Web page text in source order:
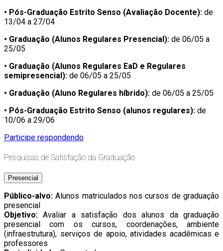
• Pós-Graduação Estrito Senso (Avaliação Docente): de
13/04 a 27/04
• Graduação (Alunos Regulares Presencial): de 06/05 a
25/05
• Graduação (Alunos Regulares EaD e Regulares
semipresencial): de 06/05 a 25/05
• Graduação (Aluno Regulares híbrido): de 06/05 a 25/05
• Pós-Graduação Estrito Senso (alunos regulares): de
10/06 a 29/06
Participe respondendo
Pesquisas de Satisfação da Graduação
Presencial
Público-alvo: Alunos matriculados nos cursos de graduação
presencial
Objetivo: Avaliar a satisfação dos alunos da graduação
presencial com os cursos, coordenações, ambiente
(infraestrutura), serviços de apoio, atividades acadêmicas e
professores